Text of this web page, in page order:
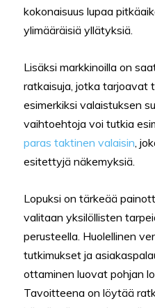
kokonaisuus lupaa
ylimääräisiä yllätyksiä.
Lisäksi markkinoilla on
ratkaisuja, jotka tarjoavat
esimerkiksi valaistuksen
vaihtoehtoja voi tutkia
paras taktinen valaisin ,
esitettyjä näkemyksiä.
Lopuksi on tärkeää
valitaan yksilöllisten
perusteella. Huolellinen
tutkimukset ja
ottaminen luovat pohjan
Tavoitteena on löytää